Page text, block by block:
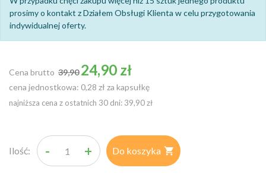
prosimy o kontakt z Działem Obsługi Klienta w celu przygotowania
indywidualnej oferty.
Cena brutto
Cena podstawowa
39,90 24,90 zł
cena jednostkowa: 0,28 zł za kapsułkę
najniższa cena z ostatnich 30 dni: 39,90 zł
Ilość: - + Do koszyka 